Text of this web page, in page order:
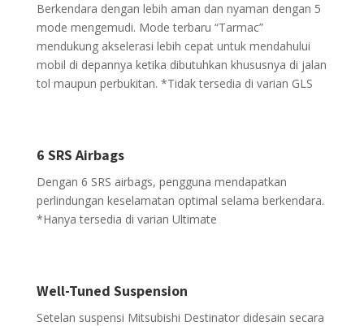
Berkendara dengan lebih aman dan nyaman dengan 5
mode mengemudi. Mode terbaru “Tarmac”
mendukung akselerasi lebih cepat untuk mendahului
mobil di depannya ketika dibutuhkan khususnya di jalan
tol maupun perbukitan. *Tidak tersedia di varian GLS
6 SRS Airbags
Dengan 6 SRS airbags, pengguna mendapatkan
perlindungan keselamatan optimal selama berkendara.
*Hanya tersedia di varian Ultimate
Well-Tuned Suspension
Setelan suspensi Mitsubishi Destinator didesain secara